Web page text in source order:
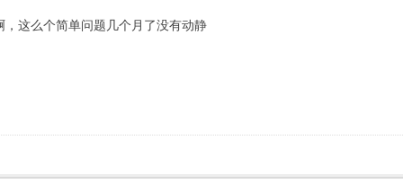
，这么个简单问题几个月了没有动静